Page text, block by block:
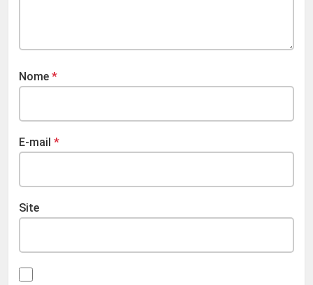
Nome *
E-mail *
Site